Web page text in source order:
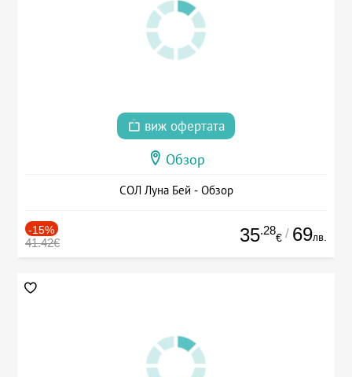
виж офертата
Обзор
СОЛ Луна Бей - Обзор
-15%
41.42€ 35.28
€ / 69лв.